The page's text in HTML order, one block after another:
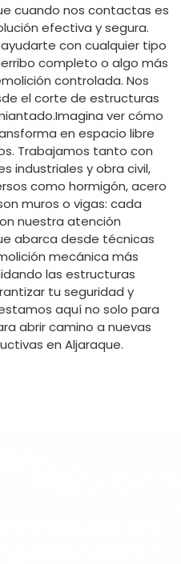
cuando nos contactas es
efectiva y segura.
con cualquier tipo
completo o algo más
controlada. Nos
el corte de estructuras
ver cómo
en espacio libre
Trabajamos tanto con
industriales y obra civil,
como hormigón, acero
muros o vigas: cada
nuestra atención
abarca desde técnicas
mecánica más
las estructuras
tu seguridad y
aquí no solo para
abrir camino a nuevas
en Aljaraque.